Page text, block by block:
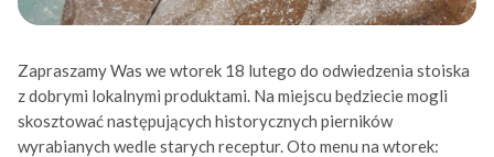
Zapraszamy Was we wtorek 18 lutego do odwiedzenia stoiska
z dobrymi lokalnymi produktami. Na miejscu będziecie mogli
skosztować następujących historycznych pierników
wyrabianych wedle starych receptur. Oto menu na wtorek: